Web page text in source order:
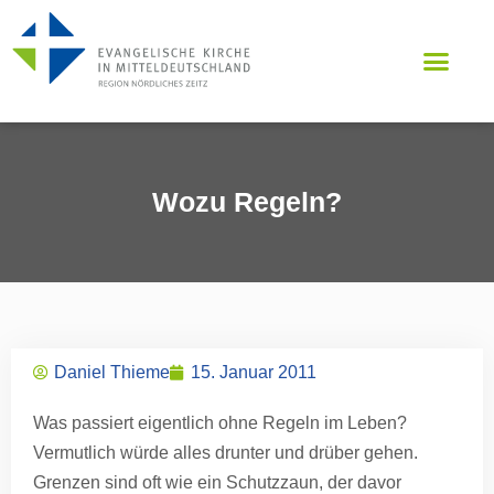
Wozu Regeln?
Daniel Thieme 15. Januar 2011
Was passiert eigentlich ohne Regeln im Leben?
Vermutlich würde alles drunter und drüber gehen.
Grenzen sind oft wie ein Schutzzaun, der davor